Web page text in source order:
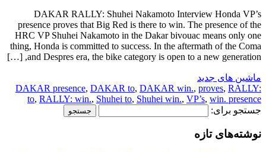
DAKAR RALLY: Shuhei Nakamoto Interview Honda VP’s
presence proves that Big Red is there to win. The presence of the
HRC VP Shuhei Nakamoto in the Dakar bivouac means only one
thing, Honda is committed to success. In the aftermath of the Coma
and Despres era, the bike category is open to a new generation, […]
ماشین های جدید
DAKAR presence, DAKAR to, DAKAR win., proves, RALLY:
to, RALLY: win., Shuhei to, Shuhei win., VP’s, win. presence
جستجو برای:
نوشته‌های تازه